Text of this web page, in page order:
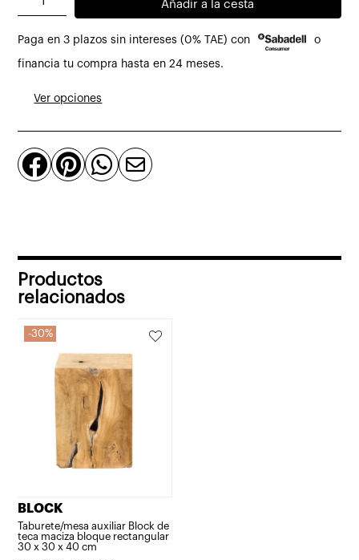
Meseta
de
y
acero
cantidad
Añadir a la cesta
Paga en 3 plazos sin intereses (0% TAE) con o
financia tu compra hasta en 24 meses.
Ver opciones
   
Productos
relacionados
30%
BLOCK
Taburete/mesa auxiliar Block de
teca maciza bloque rectangular
30 x 30 x 40 cm